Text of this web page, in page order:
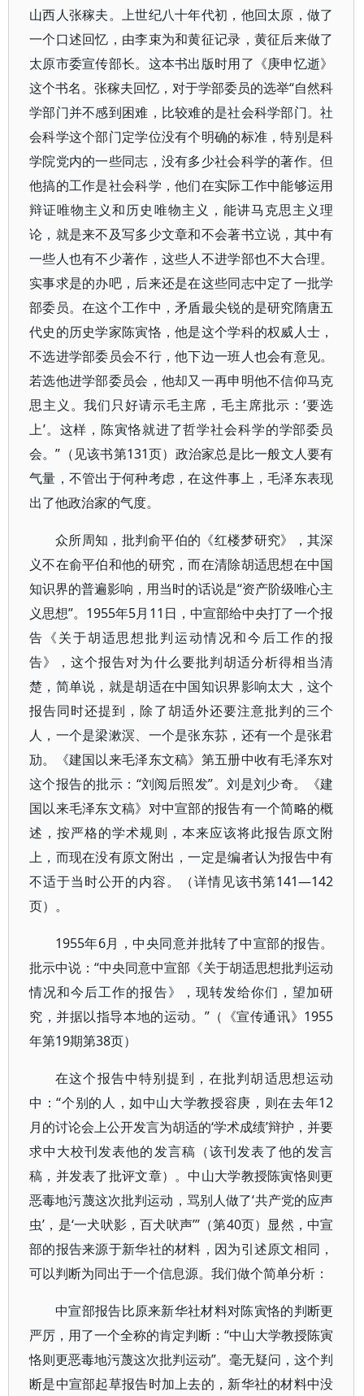
山西人张稼夫。上世纪八十年代初，他回太原，做了
一个口述回忆，由李束为和黄征记录，黄征后来做了
太原市委宣传部长。这本书出版时用了《庚申忆逝》
这个书名。张稼夫回忆，对于学部委员的选举“自然科
学部门并不感到困难，比较难的是社会科学部门。社
会科学这个部门定学位没有个明确的标准，特别是科
学院党内的一些同志，没有多少社会科学的著作。但
他搞的工作是社会科学，他们在实际工作中能够运用
辩证唯物主义和历史唯物主义，能讲马克思主义理
论，就是来不及写多少文章和不会著书立说，其中有
一些人也有不少著作，这些人不进学部也不大合理。
实事求是的办吧，后来还是在这些同志中定了一批学
部委员。在这个工作中，矛盾最尖锐的是研究隋唐五
代史的历史学家陈寅恪，他是这个学科的权威人士，
不选进学部委员会不行，他下边一班人也会有意见。
若选他进学部委员会，他却又一再申明他不信仰马克
思主义。我们只好请示毛主席，毛主席批示：‘要选
上’。这样，陈寅恪就进了哲学社会科学的学部委员
会。”（见该书第131页）政治家总是比一般文人要有
气量，不管出于何种考虑，在这件事上，毛泽东表现
出了他政治家的气度。
众所周知，批判俞平伯的《红楼梦研究》，其深
义不在俞平伯和他的研究，而在清除胡适思想在中国
知识界的普遍影响，用当时的话说是“资产阶级唯心主
义思想”。1955年5月11日，中宣部给中央打了一个报
告《关于胡适思想批判运动情况和今后工作的报
告》，这个报告对为什么要批判胡适分析得相当清
楚，简单说，就是胡适在中国知识界影响太大，这个
报告同时还提到，除了胡适外还要注意批判的三个
人，一个是梁漱溟、一个是张东荪，还有一个是张君
劢。《建国以来毛泽东文稿》第五册中收有毛泽东对
这个报告的批示：“刘阅后照发”。刘是刘少奇。《建
国以来毛泽东文稿》对中宣部的报告有一个简略的概
述，按严格的学术规则，本来应该将此报告原文附
上，而现在没有原文附出，一定是编者认为报告中有
不适于当时公开的内容。（详情见该书第141—142
页）。
1955年6月，中央同意并批转了中宣部的报告。
批示中说：“中央同意中宣部《关于胡适思想批判运动
情况和今后工作的报告》，现转发给你们，望加研
究，并据以指导本地的运动。”（《宣传通讯》1955
年第19期第38页）
在这个报告中特别提到，在批判胡适思想运动
中：“个别的人，如中山大学教授容庚，则在去年12
月的讨论会上公开发言为胡适的‘学术成绩’辩护，并要
求中大校刊发表他的发言稿（该刊发表了他的发言
稿，并发表了批评文章）。中山大学教授陈寅恪则更
恶毒地污蔑这次批判运动，骂别人做了‘共产党的应声
虫’，是‘一犬吠影，百犬吠声’”（第40页）显然，中宣
部的报告来源于新华社的材料，因为引述原文相同，
可以判断为同出于一个信息源。我们做个简单分析：
中宣部报告比原来新华社材料对陈寅恪的判断更
严厉，用了一个全称的肯定判断：“中山大学教授陈寅
恪则更恶毒地污蔑这次批判运动”。毫无疑问，这个判
断是中宣部起草报告时加上去的，新华社的材料中没